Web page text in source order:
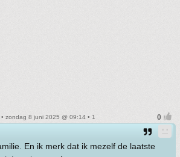
• zondag 8 juni 2025 @ 09:14 • 1
En ik merk dat ik mezelf de laatste